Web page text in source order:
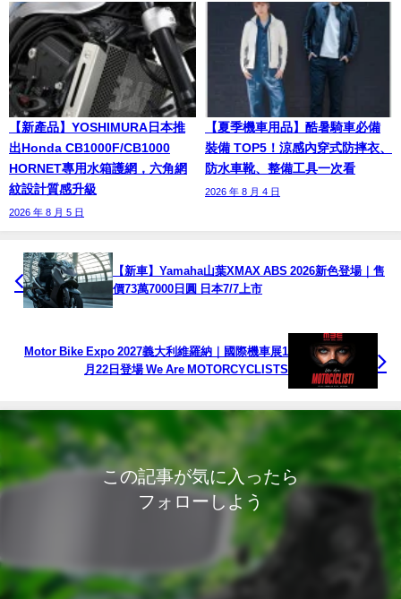
【新產品】YOSHIMURA日本推
出Honda CB1000F/CB1000
HORNET專用水箱護網，六角網
紋設計質感升級
2026 年 8 月 5 日
【夏季機車用品】酷暑騎車必備
裝備 TOP5！涼感內穿式防摔衣、
防水車靴、整備工具一次看
2026 年 8 月 4 日
【新車】Yamaha山葉XMAX ABS 2026新色登場｜售
價73萬7000日圓 日本7/7上市
Motor Bike Expo 2027義大利維羅納｜國際機車展1
月22日登場 We Are MOTORCYCLISTS
この記事が気に入ったら
フォローしよう